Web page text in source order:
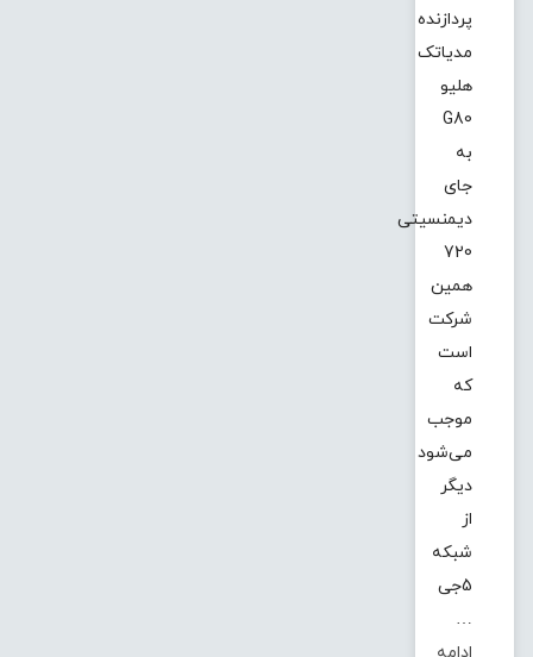
پردازنده
مدیاتک
هلیو
G80
به
جای
دیمنسیتی
720
همین
شرکت
است
که
موجب
می‌شود
دیگر
از
شبکه
5جی
…